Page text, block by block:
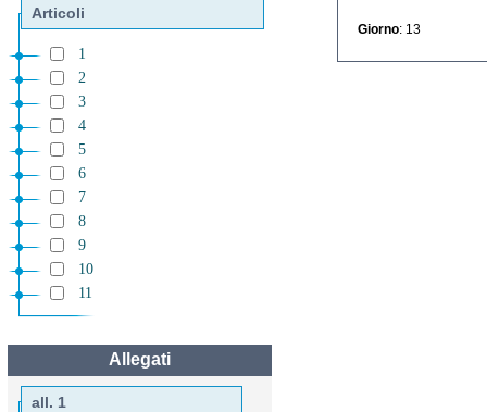
Articoli
1
2
3
4
5
6
7
8
9
10
11
Allegati
all. 1
Giorno : 13